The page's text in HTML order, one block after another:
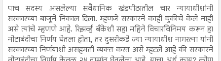
पाच सदस्य असलेल्या सवैधानिक खंडपीठातील चार न्यायाधीशांनी
सरकारच्या बाजूने निकाल दिला. म्हणजे सरकारने काही चुकीचे केले नाही
असे त्यांचे म्हणणे आहे. रिझर्व्ह बँकेशी सहा महिने विचारविनिमय करून हा
नोटाबंदीचा निर्णय घेतला होता, तर दुसरीकडे ज्या न्यायाधीश नागरत्ना यांनी
सरकारच्या निर्णयाशी असहमती व्यक्त करत असे म्हटले आहे की सरकारने